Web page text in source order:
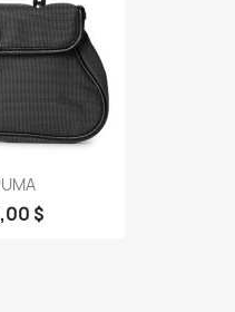
$